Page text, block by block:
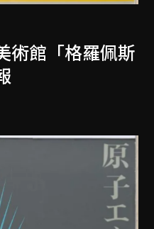
術館「格羅佩斯